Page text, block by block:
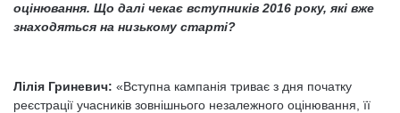
оцінювання. Що далі чекає вступників 2016 року, які вже
знаходяться на низькому старті?
Лілія Гриневич: «Вступна кампанія триває з дня початку
реєстрації учасників зовнішнього незалежного оцінювання, її